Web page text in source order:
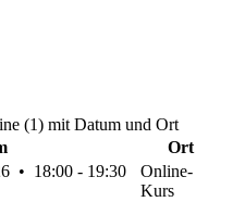
(1) mit Datum und Ort
Ort
• 18:00 - 19:30
Online-
Kurs